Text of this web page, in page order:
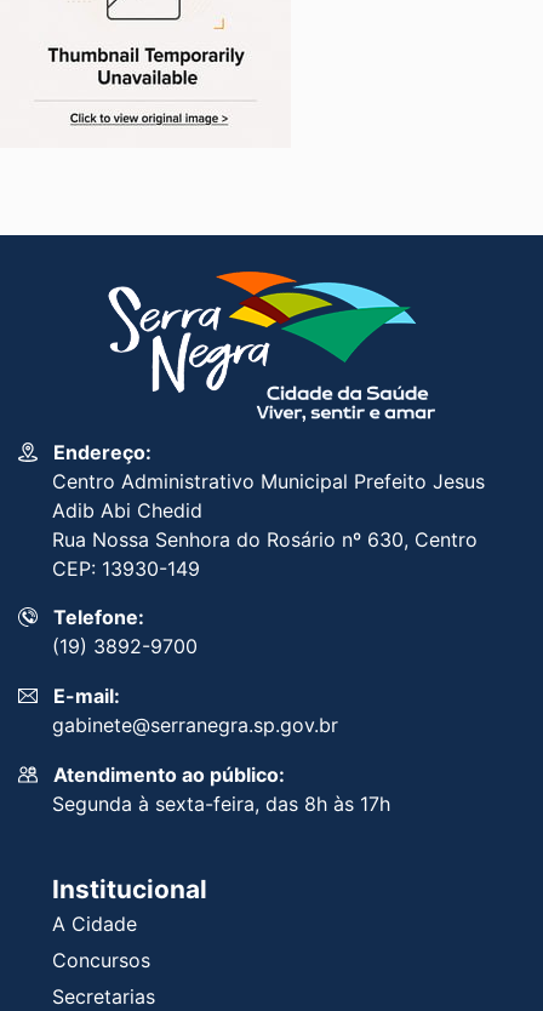
Endereço:
Centro Administrativo Municipal Prefeito Jesus
Adib Abi Chedid
Rua Nossa Senhora do Rosário nº 630, Centro
CEP: 13930-149
Telefone:
(19) 3892-9700
E-mail:
gabinete@serranegra.sp.gov.br
Atendimento ao público:
Segunda à sexta-feira, das 8h às 17h
Institucional
A Cidade
Concursos
Secretarias